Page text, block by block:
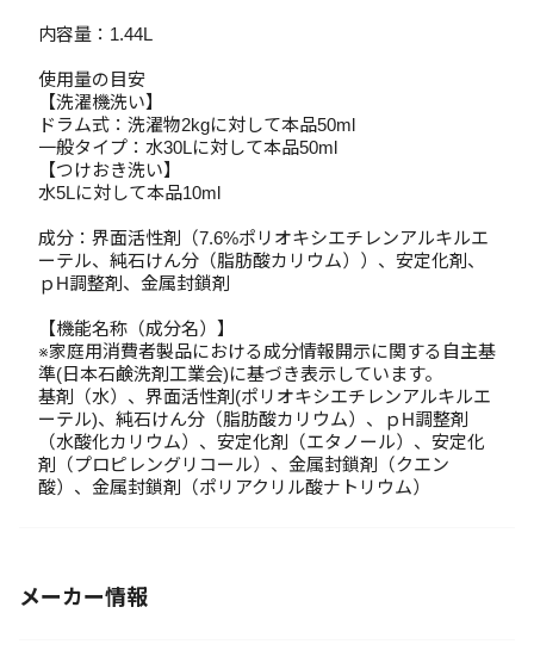
内容量：1.44L
使用量の目安
【洗濯機洗い】
ドラム式：洗濯物2kgに対して本品50ml
一般タイプ：水30Lに対して本品50ml
【つけおき洗い】
水5Lに対して本品10ml
成分：界面活性剤（7.6%ポリオキシエチレンアルキルエ
ーテル、純石けん分（脂肪酸カリウム））、安定化剤、
ｐH調整剤、金属封鎖剤
【機能名称（成分名）】
※家庭用消費者製品における成分情報開示に関する自主基
準(日本石鹸洗剤工業会)に基づき表示しています。
基剤（水）、界面活性剤(ポリオキシエチレンアルキルエ
ーテル)、純石けん分（脂肪酸カリウム）、ｐH調整剤
（水酸化カリウム）、安定化剤（エタノール）、安定化
剤（プロピレングリコール）、金属封鎖剤（クエン
酸）、金属封鎖剤（ポリアクリル酸ナトリウム）
メーカー情報